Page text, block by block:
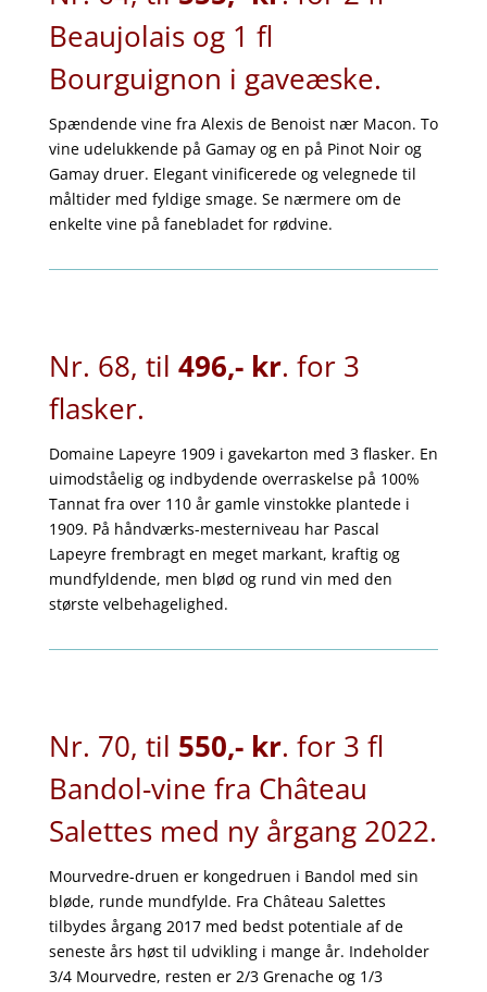
Beaujolais og 1 fl
Bourguignon i gaveæske.
Spændende vine fra Alexis de Benoist nær Macon. To
vine udelukkende på Gamay og en på Pinot Noir og
Gamay druer. Elegant vinificerede og velegnede til
måltider med fyldige smage. Se nærmere om de
enkelte vine på fanebladet for rødvine.
Nr. 68, til 496,- kr. for 3
flasker.
Domaine Lapeyre 1909 i gavekarton med 3 flasker. En
uimodståelig og indbydende overraskelse på 100%
Tannat fra over 110 år gamle vinstokke plantede i
1909. På håndværks-mesterniveau har Pascal
Lapeyre frembragt en meget markant, kraftig og
mundfyldende, men blød og rund vin med den
største velbehagelighed.
Nr. 70, til 550,- kr. for 3 fl
Bandol-vine fra Château
Salettes med ny årgang 2022.
Mourvedre-druen er kongedruen i Bandol med sin
bløde, runde mundfylde. Fra Château Salettes
tilbydes årgang 2017 med bedst potentiale af de
seneste års høst til udvikling i mange år. Indeholder
3/4 Mourvedre, resten er 2/3 Grenache og 1/3